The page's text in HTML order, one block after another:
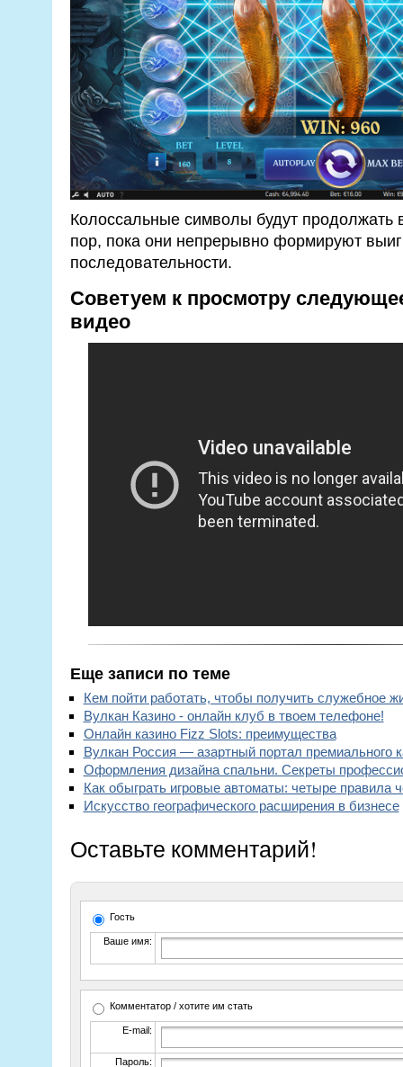
Колоссальные символы будут продолжать
пор, пока они непрерывно формируют
последовательности.
Советуем к просмотру
видео
Еще записи по теме
Кем пойти работать, чтобы получить служебное
Вулкан Казино - онлайн клуб в твоем телефоне!
Онлайн казино Fizz Slots: преимущества
Вулкан Россия — азартный портал премиального
Оформления дизайна спальни. Секреты
Как обыграть игровые автоматы: четыре правила
Искусство географического расширения в бизнесе
Оставьте комментарий!
Гость
Ваше имя:
Комментатор / хотите им стать
E-mail:
Пароль: